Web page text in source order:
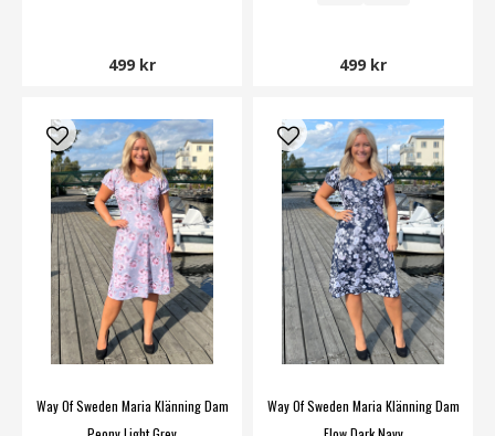
499 kr 499 kr
Way Of Sweden Maria Klänning Dam
Way Of Sweden Maria Klänning Dam